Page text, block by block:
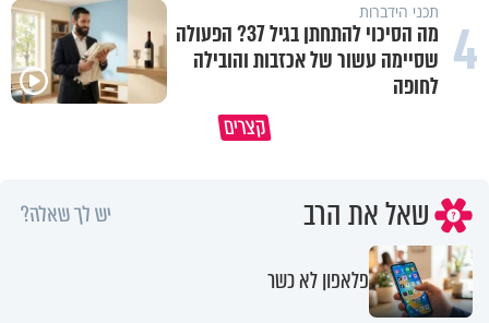
4 תכני הידברות
מה הסיכוי להתחתן בגיל 37? הפעולה
שסיימה עשור של אכזבות והובילה
לחופה
קצרים
תהיו אהרון הכהן - תשכינו שלום
כל קושי שחווית היה ניסיון
שאל את הרב יש לך שאלה?
פלאפון לא כשר